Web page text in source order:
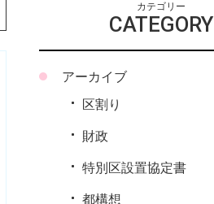
カテゴリー
CATEGORY
アーカイブ
区割り
財政
特別区設置協定書
都構想